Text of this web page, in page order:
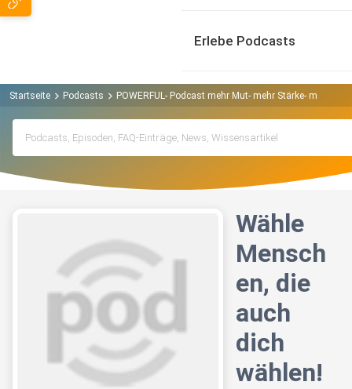
Erlebe Podcasts
Startseite Podcasts POWERFUL- Podcast mehr Mut- mehr Stärke- mehr du
Wähle
Mensch
en, die
auch
dich
wählen!